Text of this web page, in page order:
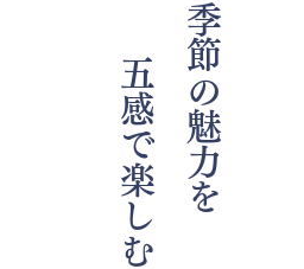
季節の魅力を
五感で楽しむ